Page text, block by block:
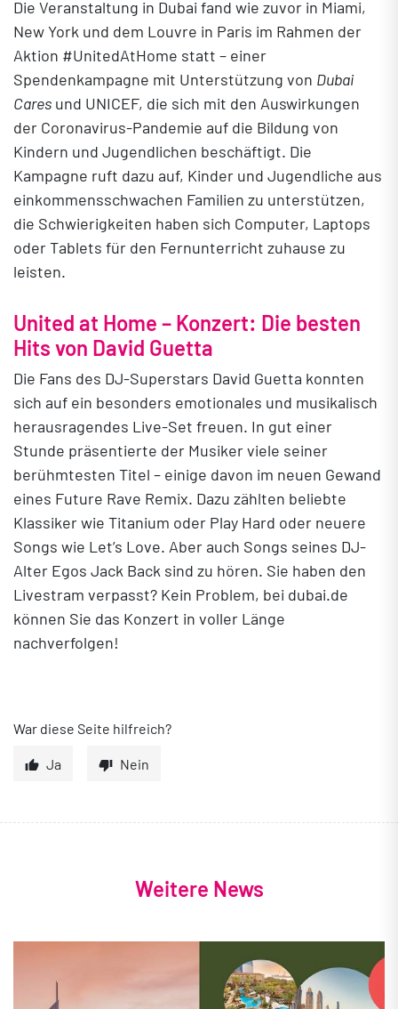
Die Veranstaltung in Dubai fand wie zuvor in Miami,
New York und dem Louvre in Paris im Rahmen der
Aktion #UnitedAtHome statt – einer
Spendenkampagne mit Unterstützung von Dubai
Cares und UNICEF, die sich mit den Auswirkungen
der Coronavirus-Pandemie auf die Bildung von
Kindern und Jugendlichen beschäftigt. Die
Kampagne ruft dazu auf, Kinder und Jugendliche aus
einkommensschwachen Familien zu unterstützen,
die Schwierigkeiten haben sich Computer, Laptops
oder Tablets für den Fernunterricht zuhause zu
leisten.
United at Home – Konzert: Die besten
Hits von David Guetta
Die Fans des DJ-Superstars David Guetta konnten
sich auf ein besonders emotionales und musikalisch
herausragendes Live-Set freuen. In gut einer
Stunde präsentierte der Musiker viele seiner
berühmtesten Titel – einige davon im neuen Gewand
eines Future Rave Remix. Dazu zählten beliebte
Klassiker wie Titanium oder Play Hard oder neuere
Songs wie Let’s Love. Aber auch Songs seines DJ-
Alter Egos Jack Back sind zu hören. Sie haben den
Livestram verpasst? Kein Problem, bei dubai.de
können Sie das Konzert in voller Länge
nachverfolgen!
War diese Seite hilfreich?
Ja Nein
Weitere News